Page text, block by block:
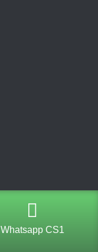
Whatsapp CS1